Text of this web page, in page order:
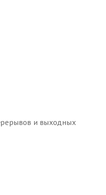
и выходных